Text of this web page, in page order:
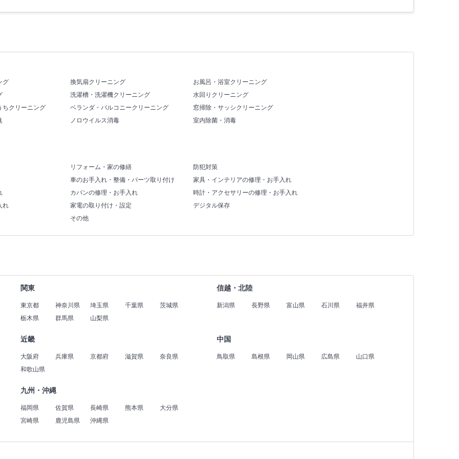
グ 換気扇クリーニング
お風呂・浴室クリーニング
洗濯槽・洗濯機クリーニング
水回りクリーニング
ちクリーニング
ベランダ・バルコニークリーニング
窓掃除・サッシクリーニング
ノロウイルス消毒 室内除菌・消毒
リフォーム・家の修繕
防犯対策
車のお手入れ・整備・パーツ取り付け
家具・インテリアの修理・お手入れ
カバンの修理・お手入れ
時計・アクセサリーの修理・お手入れ
れ
家電の取り付け・設定
デジタル保存
その他
関東
東京都 神奈川県 埼玉県 千葉県
茨城県
栃木県
群馬県 山梨県
信越・北陸
新潟県 長野県 富山県 石川県 福井県
近畿
大阪府 兵庫県 京都府 滋賀県
奈良県
和歌山県
中国
鳥取県 島根県 岡山県 広島県 山口県
九州・沖縄
福岡県 佐賀県 長崎県 熊本県
大分県
宮崎県
鹿児島県 沖縄県